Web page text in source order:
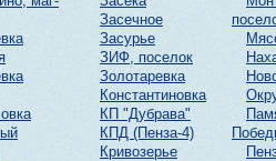
Засечное
Засурье
ЗИФ, поселок
Золотаревка
Константиновка
КП "Дубрава"
КПД (Пенза-4)
Кривозерье